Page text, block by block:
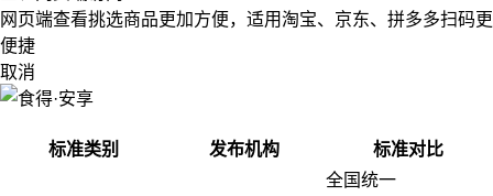
网页端查看挑选商品更加方便，适用淘宝、京东、拼多多扫码更
便捷
取消
标准类别 发布机构 标准对比
全国统一